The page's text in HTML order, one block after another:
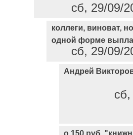
сб, 29/09/
коллеги, виноват,
одной форме
сб, 29/09/
Андрей
о 150 руб.